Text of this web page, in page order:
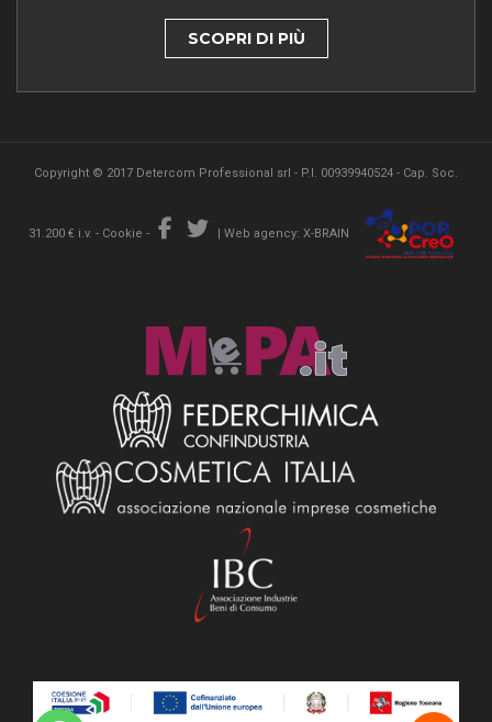
SCOPRI DI PIÙ
Copyright © 2017 Detercom Professional srl - P.I. 00939940524 - Cap. Soc.
31.200 € i.v. - Cookie - | Web agency: X-BRAIN